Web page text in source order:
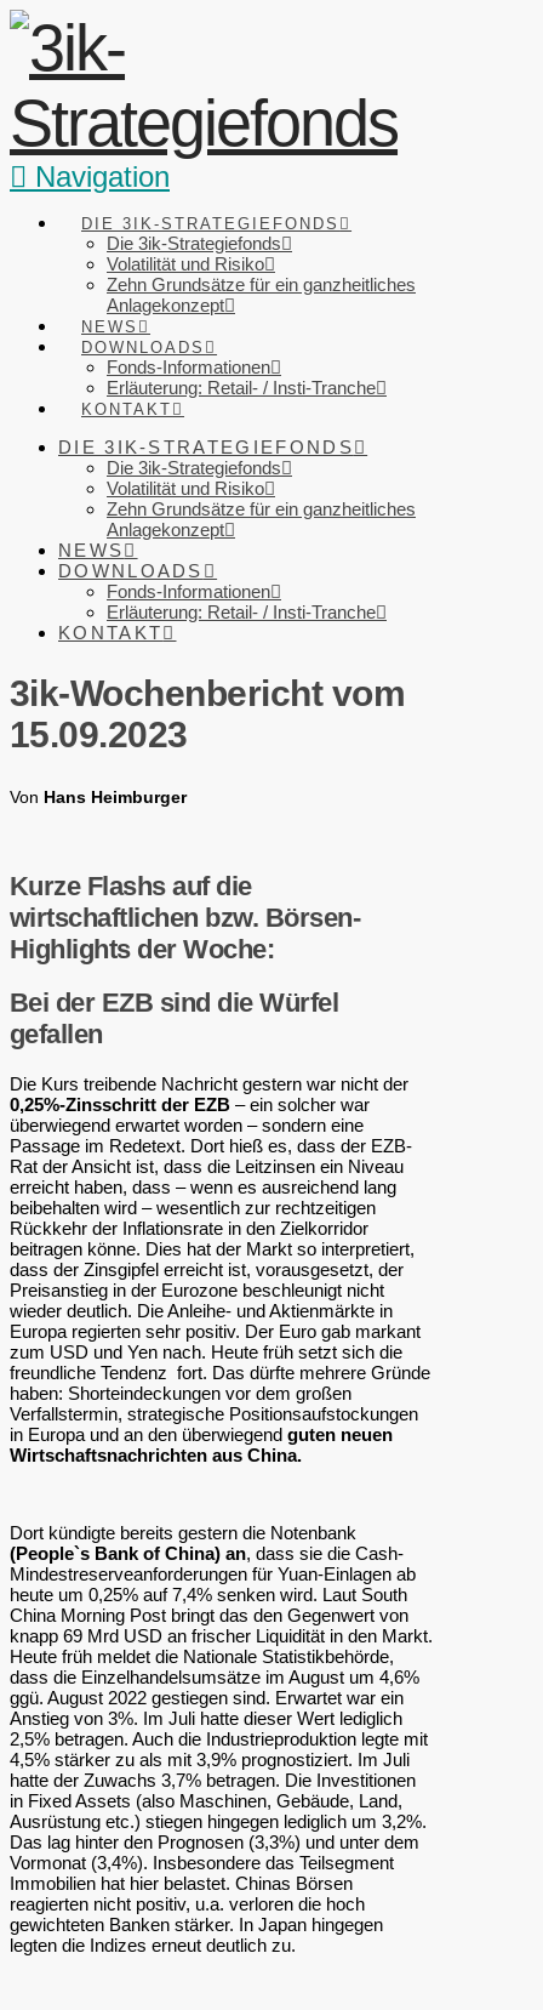
Navigation
DIE 3IK-STRATEGIEFONDS
Die 3ik-Strategiefonds
Volatilität und Risiko
Zehn Grundsätze für ein ganzheitliches
Anlagekonzept
NEWS
DOWNLOADS
Fonds-Informationen
Erläuterung: Retail- / Insti-Tranche
KONTAKT
DIE 3IK-STRATEGIEFONDS
Die 3ik-Strategiefonds
Volatilität und Risiko
Zehn Grundsätze für ein ganzheitliches
Anlagekonzept
NEWS
DOWNLOADS
Fonds-Informationen
Erläuterung: Retail- / Insti-Tranche
KONTAKT
3ik-Wochenbericht vom
15.09.2023
Von Hans Heimburger
Kurze Flashs auf die
wirtschaftlichen bzw. Börsen-
Highlights der Woche:
Bei der EZB sind die Würfel
gefallen
Die Kurs treibende Nachricht gestern war nicht der
0,25%-Zinsschritt der EZB – ein solcher war
überwiegend erwartet worden – sondern eine
Passage im Redetext. Dort hieß es, dass der EZB-
Rat der Ansicht ist, dass die Leitzinsen ein Niveau
erreicht haben, dass – wenn es ausreichend lang
beibehalten wird – wesentlich zur rechtzeitigen
Rückkehr der Inflationsrate in den Zielkorridor
beitragen könne. Dies hat der Markt so interpretiert,
dass der Zinsgipfel erreicht ist, vorausgesetzt, der
Preisanstieg in der Eurozone beschleunigt nicht
wieder deutlich. Die Anleihe- und Aktienmärkte in
Europa regierten sehr positiv. Der Euro gab markant
zum USD und Yen nach. Heute früh setzt sich die
freundliche Tendenz fort. Das dürfte mehrere Gründe
haben: Shorteindeckungen vor dem großen
Verfallstermin, strategische Positionsaufstockungen
in Europa und an den überwiegend guten neuen
Wirtschaftsnachrichten aus China.
Dort kündigte bereits gestern die Notenbank
(People`s Bank of China) an, dass sie die Cash-
Mindestreserveanforderungen für Yuan-Einlagen ab
heute um 0,25% auf 7,4% senken wird. Laut South
China Morning Post bringt das den Gegenwert von
knapp 69 Mrd USD an frischer Liquidität in den Markt.
Heute früh meldet die Nationale Statistikbehörde,
dass die Einzelhandelsumsätze im August um 4,6%
ggü. August 2022 gestiegen sind. Erwartet war ein
Anstieg von 3%. Im Juli hatte dieser Wert lediglich
2,5% betragen. Auch die Industrieproduktion legte mit
4,5% stärker zu als mit 3,9% prognostiziert. Im Juli
hatte der Zuwachs 3,7% betragen. Die Investitionen
in Fixed Assets (also Maschinen, Gebäude, Land,
Ausrüstung etc.) stiegen hingegen lediglich um 3,2%.
Das lag hinter den Prognosen (3,3%) und unter dem
Vormonat (3,4%). Insbesondere das Teilsegment
Immobilien hat hier belastet. Chinas Börsen
reagierten nicht positiv, u.a. verloren die hoch
gewichteten Banken stärker. In Japan hingegen
legten die Indizes erneut deutlich zu.